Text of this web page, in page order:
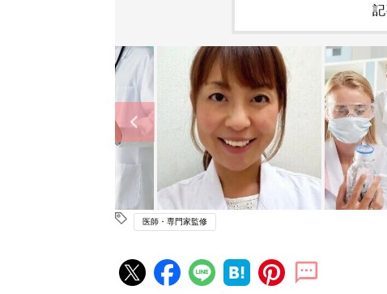
医師・専門家監修